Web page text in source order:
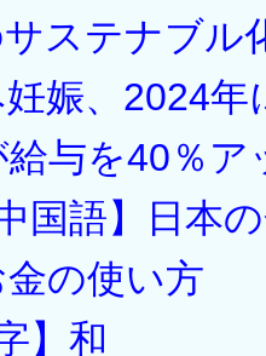
ステナブル
娠、2024年
与を40％ア
国語】日本
の使い方
】和